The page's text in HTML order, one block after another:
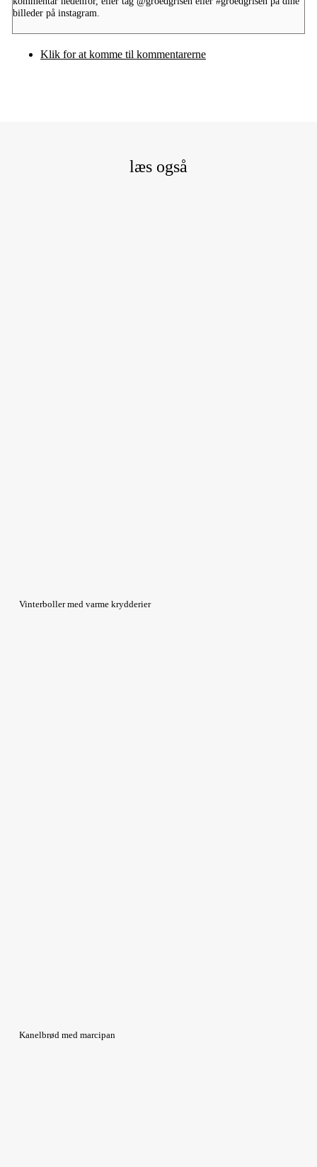
billeder på instagram.
Klik for at komme til kommentarerne
læs også
Vinterboller med varme krydderier
Kanelbrød med marcipan